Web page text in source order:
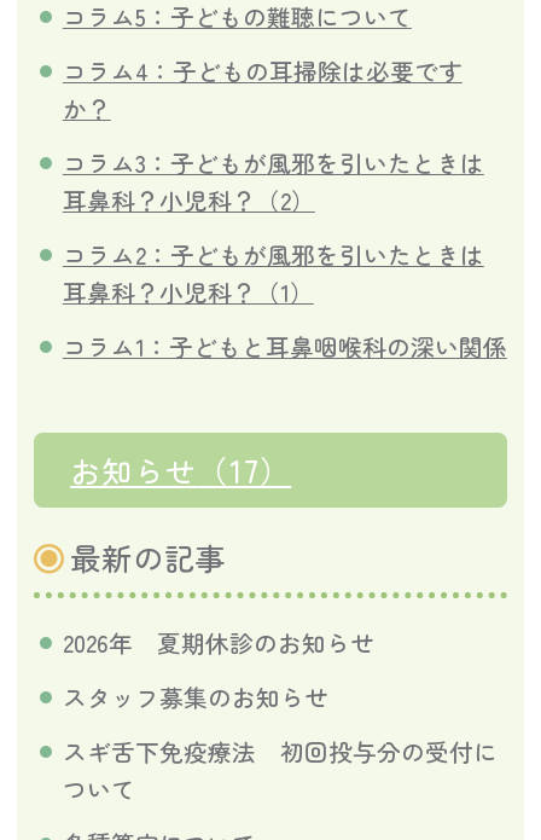
コラム5：子どもの難聴について
コラム4：子どもの耳掃除は必要です
か？
コラム3：子どもが風邪を引いたときは
耳鼻科？小児科？（2）
コラム2：子どもが風邪を引いたときは
耳鼻科？小児科？（1）
コラム1：子どもと耳鼻咽喉科の深い関係
お知らせ （17）
最新の記事
2026年 夏期休診のお知らせ
スタッフ募集のお知らせ
スギ舌下免疫療法 初回投与分の受付に
ついて